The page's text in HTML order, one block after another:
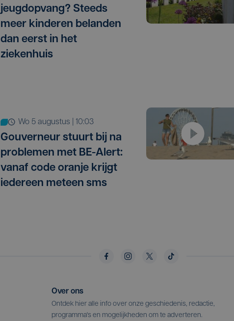
jeugdopvang? Steeds
meer kinderen belanden
dan eerst in het
ziekenhuis
wo 5 augustus | 10:03
Gouverneur stuurt bij na
problemen met BE-Alert:
vanaf code oranje krijgt
iedereen meteen sms
Over ons
Ontdek hier alle info over onze geschiedenis, redactie,
programma's en mogelijkheden om te adverteren.